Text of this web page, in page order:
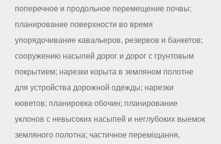
поперечное и продольное перемещение почвы;
планирование поверхности во время
упорядочивание кавальеров, резервов и банкетов;
сооружению насыпей дорог и дорог с грунтовым
покрытием; нарезки корыта в земляном полотне
для устройства дорожной одежды; нарезки
кюветов; планировка обочин; планирование
уклонов с невысоких насыпей и неглубоких выемок
земляного полотна; частичное переміщання,